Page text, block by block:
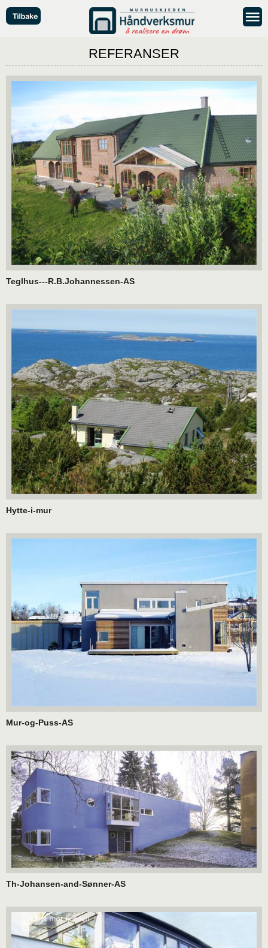
REFERANSER
Teglhus---R.B.Johannessen-AS
Hytte-i-mur
Mur-og-Puss-AS
Th-Johansen-and-Sønner-AS